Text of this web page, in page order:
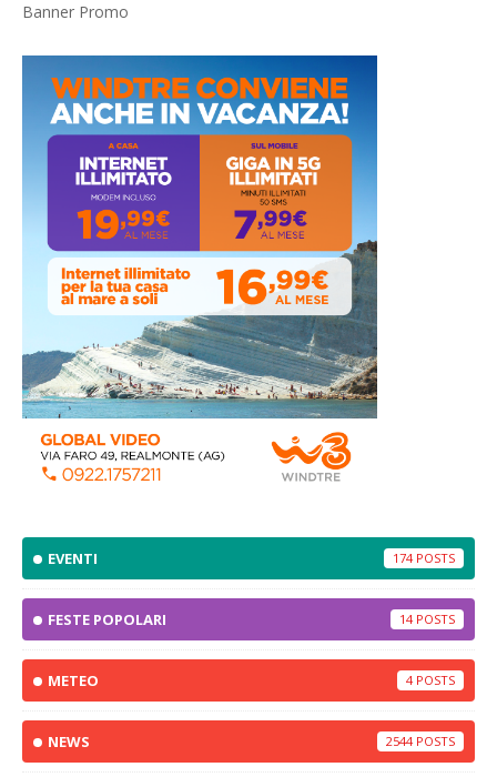
Banner Promo
EVENTI 174
FESTE POPOLARI 14
METEO 4
NEWS 2544